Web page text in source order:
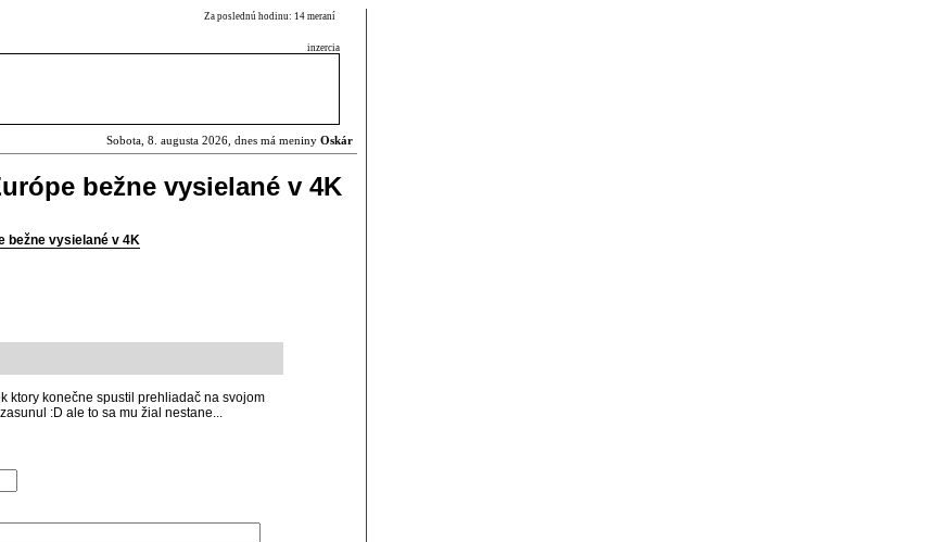
Za poslednú hodinu: 14 meraní
inzercia
Sobota, 8. augusta 2026, dnes má meniny Oskár
bežne vysielané v 4K
bežne vysielané v 4K
ktory konečne spustil prehliadač na svojom
:D ale to sa mu žial nestane...